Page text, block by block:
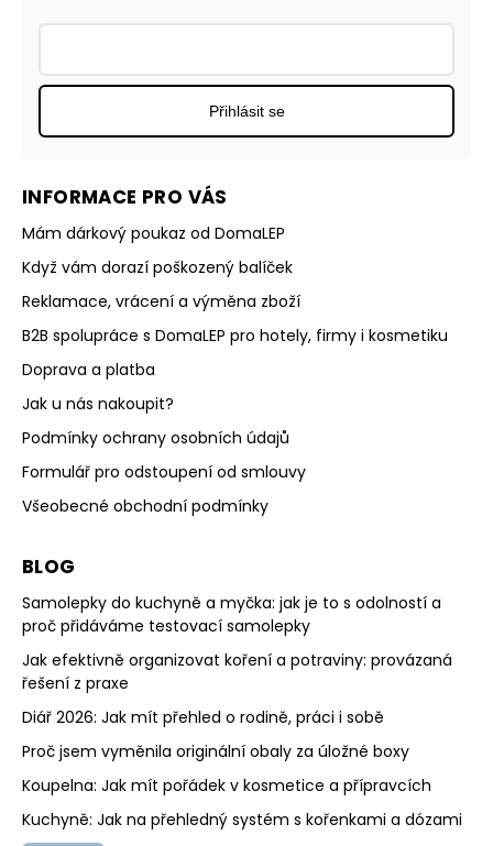
INFORMACE PRO VÁS
Mám dárkový poukaz od DomaLEP
Když vám dorazí poškozený balíček
Reklamace, vrácení a výměna zboží
B2B spolupráce s DomaLEP pro hotely, firmy i kosmetiku
Doprava a platba
Jak u nás nakoupit?
Podmínky ochrany osobních údajů
Formulář pro odstoupení od smlouvy
Všeobecné obchodní podmínky
BLOG
Samolepky do kuchyně a myčka: jak je to s odolností a
proč přidáváme testovací samolepky
Jak efektivně organizovat koření a potraviny: provázaná
řešení z praxe
Diář 2026: Jak mít přehled o rodině, práci i sobě
Proč jsem vyměnila originální obaly za úložné boxy
Koupelna: Jak mít pořádek v kosmetice a přípravcích
Kuchyně: Jak na přehledný systém s kořenkami a dózami
Přihlásit se